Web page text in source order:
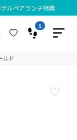
ルペアランチ特典
1
ルド